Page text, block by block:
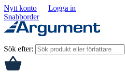
Nytt konto
Logga in
Snabborder
Sök efter: